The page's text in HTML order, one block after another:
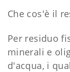
Che cos'è il
Per residuo
minerali e
d'acqua, i